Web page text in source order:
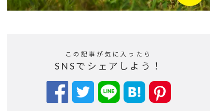
この記事が気に入ったら
SNSでシェアしよう！